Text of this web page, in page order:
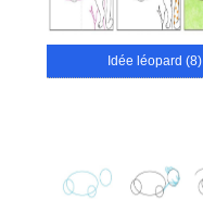
Idée léopard (8)